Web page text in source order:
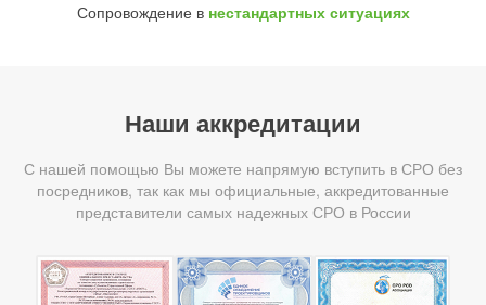
Сопровождение в нестандартных ситуациях
Наши аккредитации
С нашей помощью Вы можете напрямую вступить в СРО без
посредников, так как мы официальные, аккредитованные
представители самых надежных СРО в России